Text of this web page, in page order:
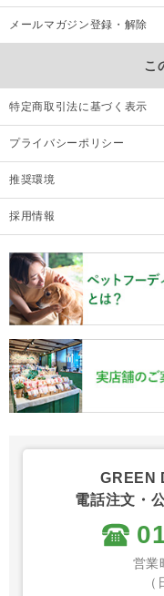
メールマガジン登録・解除
こ
特定商取引法に基づく表示
プライバシーポリシー
推奨環境
採用情報
GREEN
電話注文・
営業